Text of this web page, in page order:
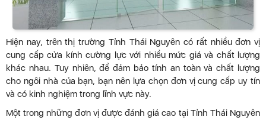
Hiện nay, trên thị trường Tỉnh Thái Nguyên có rất nhiều đơn vị
cung cấp cửa kính cường lực với nhiều mức giá và chất lượng
khác nhau. Tuy nhiên, để đảm bảo tính an toàn và chất lượng
cho ngôi nhà của bạn, bạn nên lựa chọn đơn vị cung cấp uy tín
và có kinh nghiệm trong lĩnh vực này.
Một trong những đơn vị được đánh giá cao tại Tỉnh Thái Nguyên